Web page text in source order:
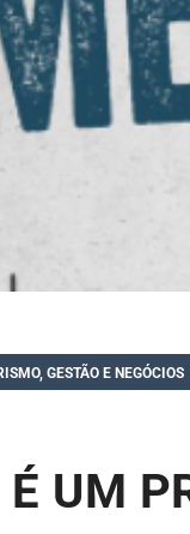
,GESTÃO E NEGÓCIOS
É UM